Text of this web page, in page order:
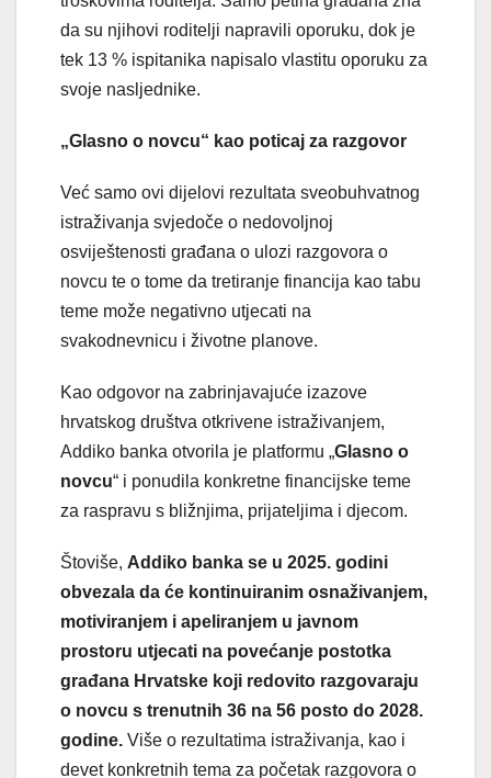
da su njihovi roditelji napravili oporuku, dok je
tek 13 % ispitanika napisalo vlastitu oporuku za
svoje nasljednike.
„Glasno o novcu“ kao poticaj za razgovor
Već samo ovi dijelovi rezultata sveobuhvatnog
istraživanja svjedoče o nedovoljnoj
osviještenosti građana o ulozi razgovora o
novcu te o tome da tretiranje financija kao tabu
teme može negativno utjecati na
svakodnevnicu i životne planove.
Kao odgovor na zabrinjavajuće izazove
hrvatskog društva otkrivene istraživanjem,
Addiko banka otvorila je platformu „Glasno o
novcu“ i ponudila konkretne financijske teme
za raspravu s bližnjima, prijateljima i djecom.
Štoviše, Addiko banka se u 2025. godini
obvezala da će kontinuiranim osnaživanjem,
motiviranjem i apeliranjem u javnom
prostoru utjecati na povećanje postotka
građana Hrvatske koji redovito razgovaraju
o novcu s trenutnih 36 na 56 posto do 2028.
godine. Više o rezultatima istraživanja, kao i
devet konkretnih tema za početak razgovora o